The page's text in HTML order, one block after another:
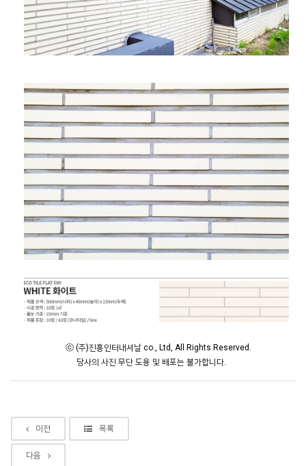
ⓒ (주)진흥인터내셔날 co., Ltd, All Rights Reserved.
당사의 사진 무단 도용 및 배포는 불가합니다.
이전 목록
다음